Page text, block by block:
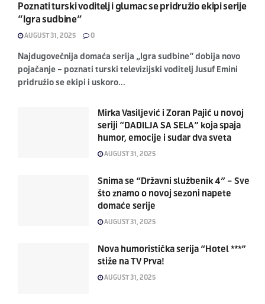
Poznati turski voditelj i glumac se pridružio ekipi serije
“Igra sudbine”
AUGUST 31, 2025 0
Najdugovečnija domaća serija „Igra sudbine“ dobija novo
pojačanje – poznati turski televizijski voditelj Jusuf Emini
pridružio se ekipi i uskoro...
Mirka Vasiljević i Zoran Pajić u novoj
seriji “DADILJA SA SELA” koja spaja
humor, emocije i sudar dva sveta
AUGUST 31, 2025
Snima se “Državni službenik 4” – Sve
što znamo o novoj sezoni napete
domaće serije
AUGUST 31, 2025
Nova humoristička serija “Hotel ***”
stiže na TV Prva!
AUGUST 31, 2025